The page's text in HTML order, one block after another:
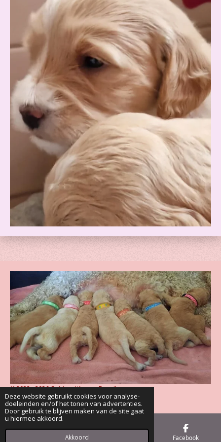
Deze website gebruikt cookies voor analyse-
doeleinden en/of het tonen van advertenties.
Door gebruik te blijven maken van de site gaat
u hiermee akkoord.
Akkoord
© 2022 - 2026 Golden d'Amour Doodles
Powered byJouwWeb
Facebook